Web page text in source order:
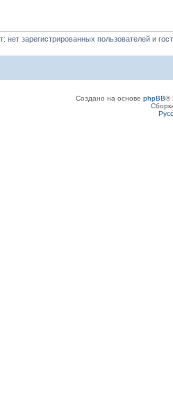
зарегистрированных пользователей и
Создано на основе phpBB®